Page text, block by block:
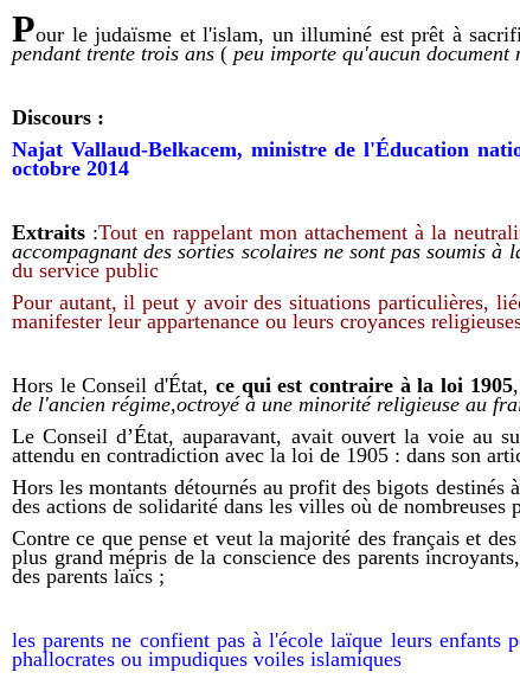
Pour le judaïsme et l'islam, un illuminé estprêt à
pendant trente trois ans ( peu importe qu'aucun document
Discours :
Najat Vallaud-Belkacem, ministre de l'Éducation
octobre 2014
Extraits :Tout en rappelant mon attachement à la
accompagnant des sorties scolaires ne sont pas soumis à
du service public
Pour autant, il peut y avoir des situations particulières,
manifester leur appartenance ou leurs croyances
Hors le Conseil d'État, ce qui est contraire à la loi 1905
de l'ancien régime,octroyé à une minorité religieuse au
Le Conseil d’État,auparavant, avaitouvert la voie au
attendu en contradiction avec la loi de 1905 : dans son
Horsles montants détournés au profit des bigots destinés
des actions de solidarité dans lesvilles où de nombreuses
Contre ce que pense et veut la majorité des français et
plus grand mépris de la consciencedes parents
des parents laïcs ;
les parentsne confient pas à l'école laïque leurs enfants
phallocrates ou impudiques voiles islamiques